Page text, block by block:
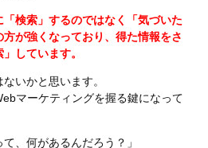
検索」するのではなく「気づいた
が強くなっており、得た情報をさ
しています。
いかと思います。
マーケティングを握る鍵になって
、何があるんだろう？」